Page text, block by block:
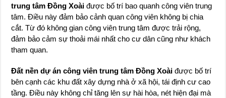
trung tâm Đồng Xoài được bố trí bao quanh công viên trung
tâm. Điều này đảm bảo cảnh quan công viên không bị chia
cắt. Từ đó không gian công viên trung tâm được trải rộng,
đảm bảo cảm sự thoải mái nhất cho cư dân cũng như khách
tham quan.
Đất nền dự án công viên trung tâm Đồng Xoài được bố trí
bên cạnh các khu đất xây dựng nhà ở xã hội, tái định cư cao
tầng. Điều này không chỉ tăng lên sự hài hòa, nét hiện đại mà